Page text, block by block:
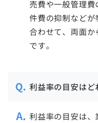
売費や一般管理
件費の抑制など
合わせて、両面
です。
利益率の目安はど
利益率の目安は